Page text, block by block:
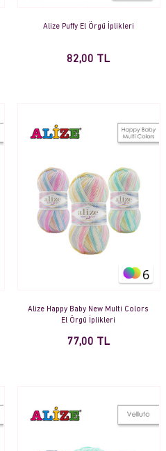
Alize Puffy El Örgü İplikleri
82,00 TL
6
Alize Happy Baby New Multi Colors
El Örgü İplikleri
77,00 TL